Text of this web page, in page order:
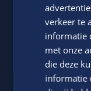
verkeer te
informatie
met onze
die deze
informatie